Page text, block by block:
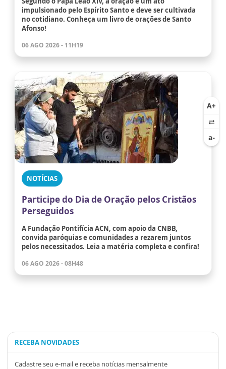
impulsionado pelo Espírito Santo e deve ser cultivada
no cotidiano. Conheça um livro de orações de Santo
Afonso!
06 AGO 2026 - 11H19
NOTÍCIAS
Participe do Dia de Oração pelos Cristãos
Perseguidos
A Fundação Pontifícia ACN, com apoio da CNBB,
convida paróquias e comunidades a rezarem juntos
pelos necessitados. Leia a matéria completa e confira!
06 AGO 2026 - 08H48
RECEBA NOVIDADES
Cadastre seu e-mail e receba notícias mensalmente